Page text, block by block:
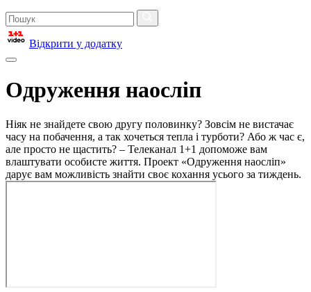
Відкрити у додатку
Одруження наосліп
Ніяк не знайдете свою другу половинку? Зовсім не вистачає
часу на побачення, а так хочеться тепла і турботи? Або ж час є,
але просто не щастить? – Телеканал 1+1 допоможе вам
влаштувати особисте життя. Проект «Одруження наосліп»
дарує вам можливість знайти своє кохання усього за тиждень.